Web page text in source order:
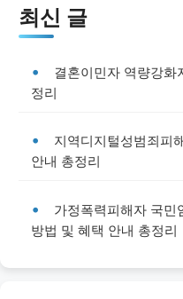
최신 글
결혼이민자 역량강화
정리
지역디지털성범죄피
안내 총정리
가정폭력피해자 국민
방법 및 혜택 안내 총정리